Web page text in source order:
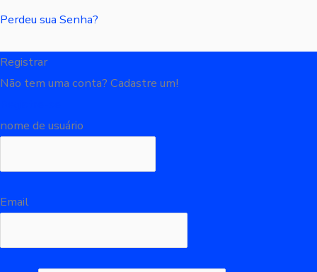
Perdeu sua Senha?
Registrar
Não tem uma conta? Cadastre um!
nome de usuário
Email